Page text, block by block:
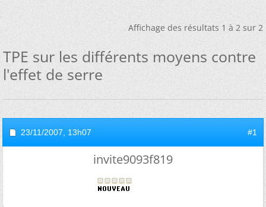
Affichage des résultats 1 à 2 sur 2
TPE sur les différents moyens contre
l'effet de serre
23/11/2007, 13h07 #1
invite9093f819